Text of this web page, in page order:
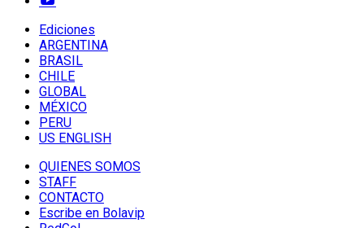
Ediciones
ARGENTINA
BRASIL
CHILE
GLOBAL
MÉXICO
PERU
US ENGLISH
QUIENES SOMOS
STAFF
CONTACTO
Escribe en Bolavip